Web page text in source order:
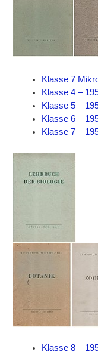
Klasse 7
Klasse 4 –
Klasse 5 –
Klasse 6 –
Klasse 7 –
Klasse 8 –